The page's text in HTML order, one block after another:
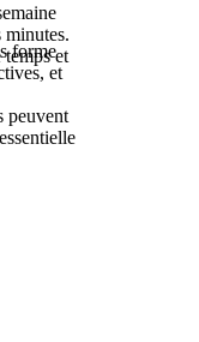
minutes.
et
forme
et
peuvent